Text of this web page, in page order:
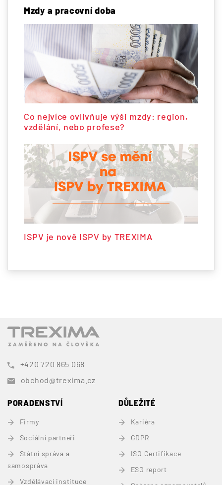
Mzdy a pracovní doba
Co nejvíce ovlivňuje výši mzdy: region,
vzdělání, nebo profese?
ISPV je nově ISPV by TREXIMA
+420 720 865 068
obchod@trexima.cz
PORADENSTVÍ
Firmy
Sociální partneři
Státní správa a
samospráva
Vzdělávací instituce
DŮLEŽITÉ
Kariéra
GDPR
ISO Certifikace
ESG report